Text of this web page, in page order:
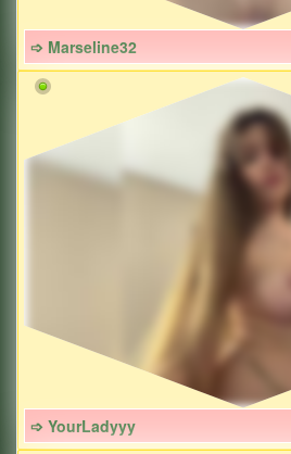
➩ Marseline32
➩ YourLadyyy